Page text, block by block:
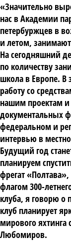
«Значительно
нас в Академии
петербуржцев в
и летом,
На сегодняшний
по количеству
школа в Европе. В
работу со
нашим проектам
документальных
федеральном и
интервью в
Будущий год
планируем
фрегат
флагом 300-
клуба, я говорю о
клуб планирует
мирового
Любомиров.